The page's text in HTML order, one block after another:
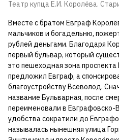
Театр купца Е.И. Королёва.
Вместе с братом Евграф
мальчиков и богадельню,
рублей деньгами. Благодаря
первый бульвар, который
это пешеходная зона
предложил Евграф, а
благоустройству Всеволод.
название Бульварная, после
переименовали в
удобства сократили до
называлась нынешняя улица